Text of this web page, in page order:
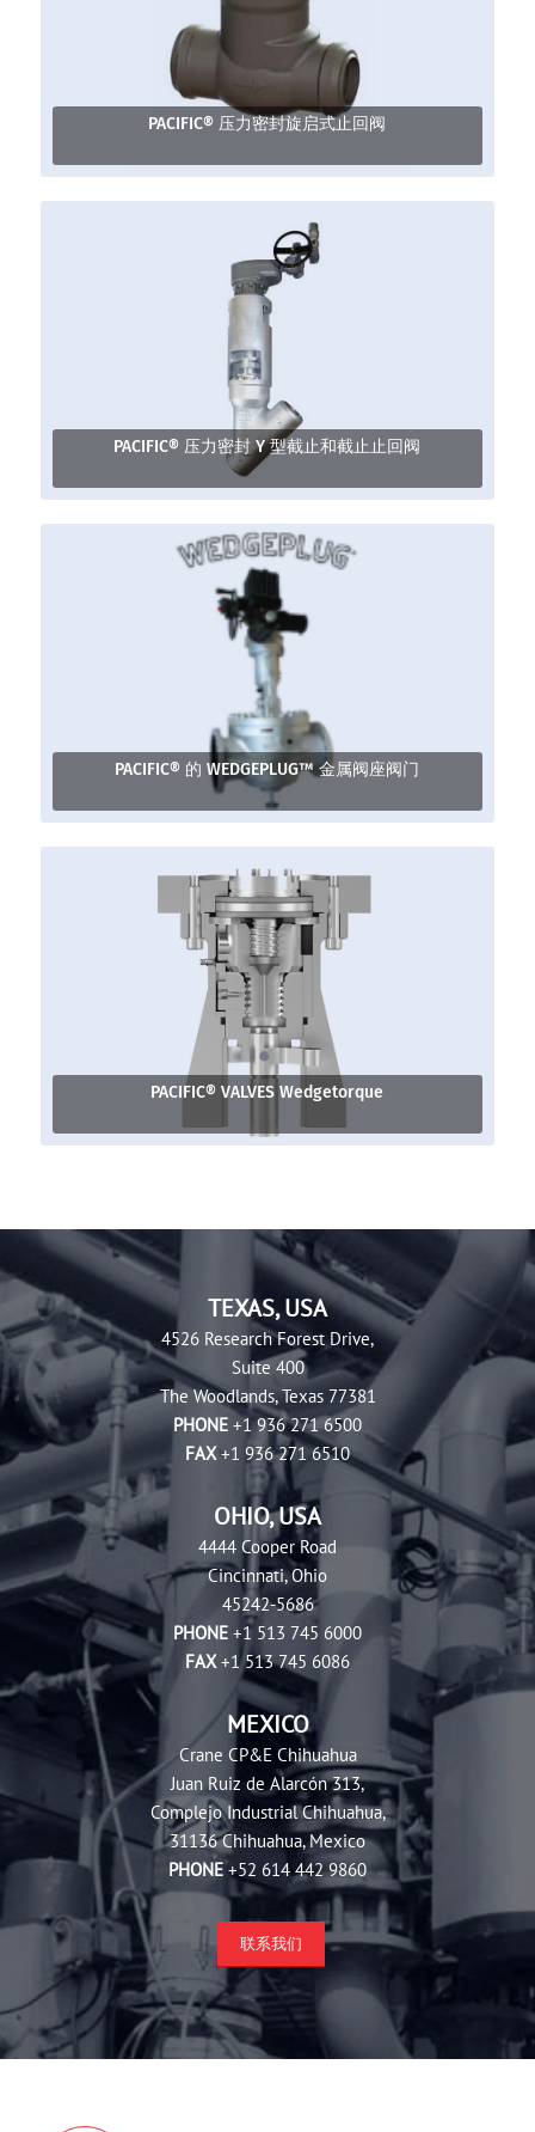
PACIFIC® 压力密封旋启式止回阀
PACIFIC® 压力密封 Y 型截止和截止止回阀
PACIFIC® 的 WEDGEPLUG™ 金属阀座阀门
PACIFIC® VALVES Wedgetorque
TEXAS, USA
4526 Research Forest Drive,
Suite 400
The Woodlands, Texas 77381
PHONE +1 936 271 6500
FAX+1 936 271 6510
OHIO, USA
4444 Cooper Road
Cincinnati, Ohio
45242-5686
PHONE +1 513 745 6000
FAX+1 513 745 6086
MEXICO
Crane CP&E Chihuahua
Juan Ruiz de Alarcón 313,
Complejo Industrial Chihuahua,
31136 Chihuahua, Mexico
PHONE+52 614 442 9860
联系我们